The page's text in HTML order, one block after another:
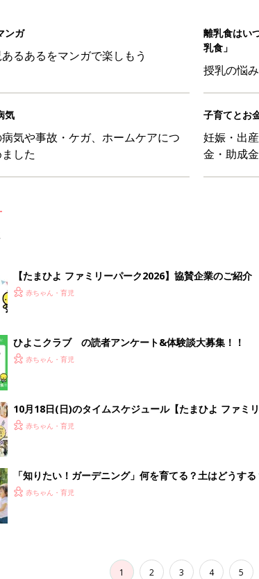
ンガ
るあるをマンガで楽しもう
離乳食はい
乳食」
授乳の悩
気
気や事故・ケガ、ホームケアにつ
した
子育てとお
妊娠・出
金・助成
【たまひよ ファミリーパーク2026】協賛企業のご紹介
赤ちゃん・育児
ひよこクラブ の読者アンケート&体験談大募集！！
赤ちゃん・育児
10月18日(日)のタイムスケジュール【たまひよ ファミ
赤ちゃん・育児
「知りたい！ガーデニング」何を育てる？土はどうする
赤ちゃん・育児
1 2 3 4 5